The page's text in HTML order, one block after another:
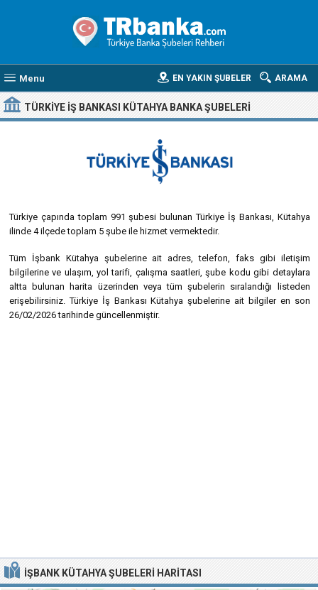
Menu ARAMA
EN YAKIN ŞUBELER
TÜRKIYE İŞ BANKASI KÜTAHYA BANKA ŞUBELERI
Türkiye çapında toplam 991 şubesi bulunan Türkiye İş Bankası, Kütahya
ilinde 4 ilçede toplam 5 şube ile hizmet vermektedir.
Tüm İşbank Kütahya şubelerine ait adres, telefon, faks gibi iletişim
bilgilerine ve ulaşım, yol tarifi, çalışma saatleri, şube kodu gibi detaylara
altta bulunan harita üzerinden veya tüm şubelerin sıralandığı listeden
erişebilirsiniz. Türkiye İş Bankası Kütahya şubelerine ait bilgiler en son
26/02/2026 tarihinde güncellenmiştir.
İŞBANK KÜTAHYA ŞUBELERI HARITASI